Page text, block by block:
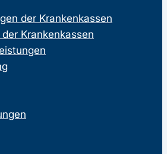
der Krankenkassen
Krankenkassen